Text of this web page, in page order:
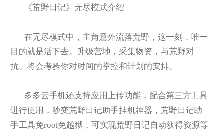
《荒野日记》无尽模式介绍
在无尽模式中，主角意外流落荒野，这一刻，唯一
目的就是活下去。升级营地，采集物资，与荒野对
抗。将会考验你对时间的掌控和计划的安排。
多多云手机还支持应用上传功能，配合第三方工具
进行使用，秒变荒野日记助手挂机神器，荒野日记助
手工具免root免越狱，可实现荒野日记自动获得资源等